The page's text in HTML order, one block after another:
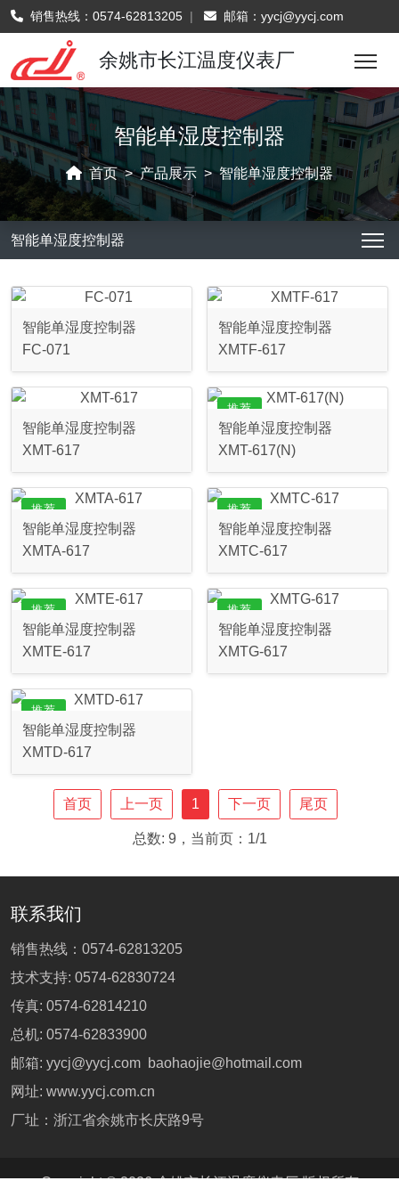
销售热线： 0574-62813205 | 邮箱： yycj@yycj.com
余姚市长江温度仪表厂
智能单湿度控制器
首页 产品展示 智能单湿度控制器
智能单湿度控制器
智能单湿度控制器
FC-071
智能单湿度控制器
XMTF-617
智能单湿度控制器
XMT-617
推荐
智能单湿度控制器
XMT-617(N)
推荐
智能单湿度控制器
XMTA-617
推荐
智能单湿度控制器
XMTC-617
推荐
智能单湿度控制器
XMTE-617
推荐
智能单湿度控制器
XMTG-617
推荐
智能单湿度控制器
XMTD-617
首页 上一页 1 下一页 尾页
总数: 9，当前页：1/1
联系我们
销售热线： 0574-62813205
技术支持: 0574-62830724
传真: 0574-62814210
总机: 0574-62833900
邮箱: yycj@yycj.com baohaojie@hotmail.com
网址: www.yycj.com.cn
厂址：浙江省余姚市长庆路9号
Copyright © 2026余姚市长江温度仪表厂版权所有